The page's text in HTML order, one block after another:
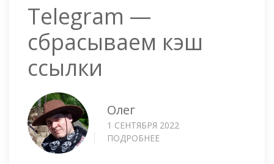
Telegram —
сбрасываем кэш
ссылки
Олег
1 СЕНТЯБРЯ 2022
ПОДРОБНЕЕ